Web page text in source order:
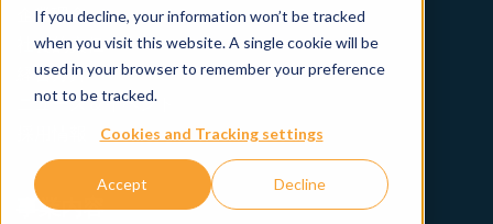
If you decline, your information won’t be tracked
when you visit this website. A single cookie will be
used in your browser to remember your preference
not to be tracked.
Cookies and Tracking settings
Accept Decline
企業理念
社会的責任
経営方針
ニュース＆イベント
事業内容